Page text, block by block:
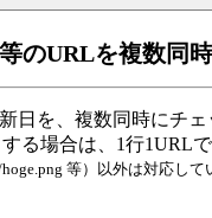
のURLを複数同
日を、複数同時にチ
る場合は、1行1URL
等）以外は対応して